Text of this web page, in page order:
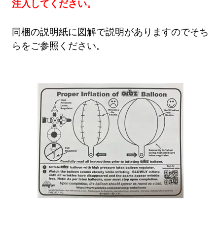
注入してください。
同梱の説明紙に図解で説明がありますのでそち
らをご参照ください。